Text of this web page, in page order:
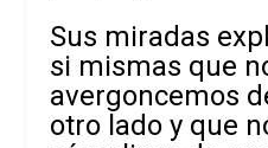
Sus miradas
si mismas que
avergoncemos
otro lado y que